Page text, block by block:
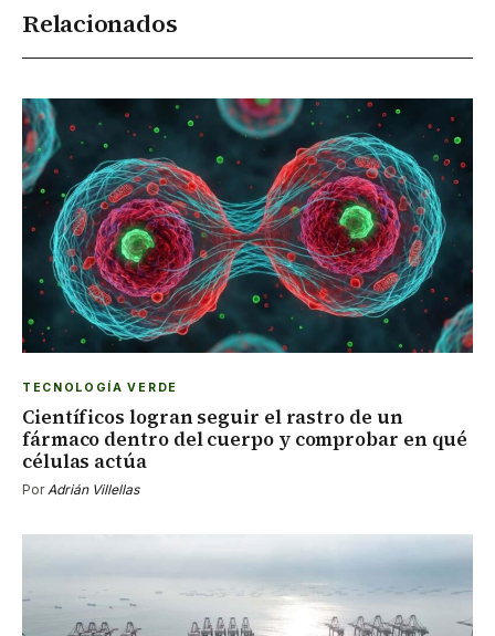
Relacionados
TECNOLOGÍA VERDE
Científicos logran seguir el rastro de un
fármaco dentro del cuerpo y comprobar en qué
células actúa
Por Adrián Villellas